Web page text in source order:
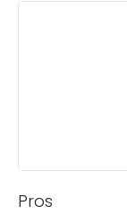
Pros